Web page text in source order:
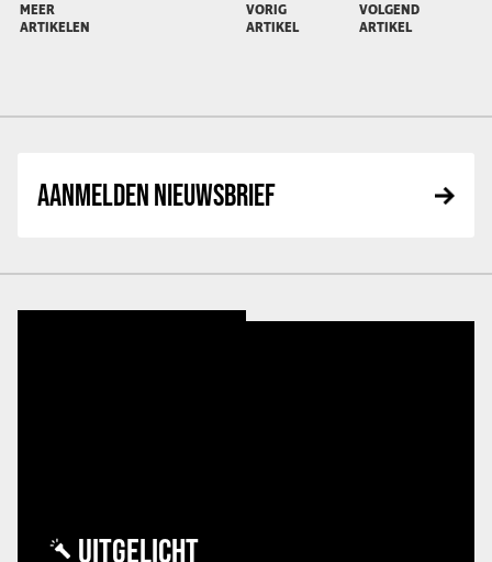
MEER
ARTIKELEN
VORIG
ARTIKEL
VOLGEND
ARTIKEL
AANMELDEN NIEUWSBRIEF
UITGELICHT